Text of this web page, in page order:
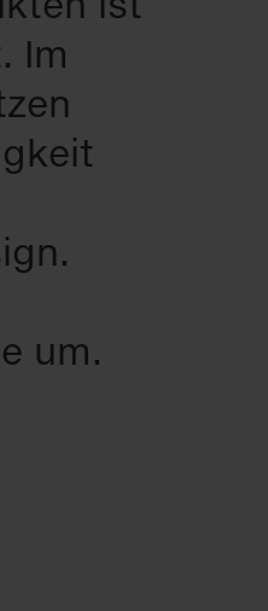
Im
um.